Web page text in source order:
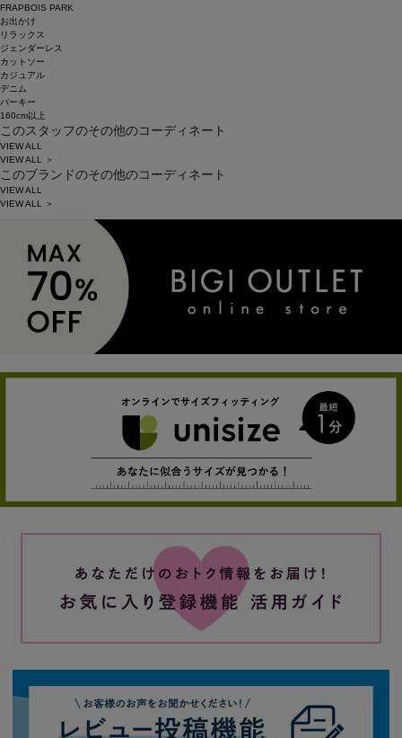
FRAPBOIS PARK
お出かけ
リラックス
ジェンダーレス
カットソー
カジュアル
デニム
パーキー
160cm以上
このスタッフのその他のコーディネート
VIEW ALL
VIEW ALL ＞
このブランドのその他のコーディネート
VIEW ALL
VIEW ALL ＞